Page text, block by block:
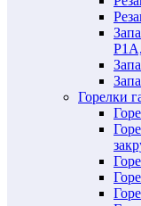
Горелки